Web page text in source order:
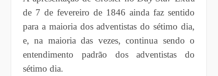
de 7 de fevereiro de 1846 ainda faz sentido
para a maioria dos adventistas do sétimo dia,
e, na maioria das vezes, continua sendo o
entendimento padrão dos adventistas do
sétimo dia.